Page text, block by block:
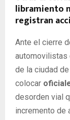
libramiento
registran
Ante el cierre
automovilistas
de la ciudad
colocar
desorden vial
incremento de